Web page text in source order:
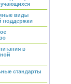
виды
поддержки
в
стандарты